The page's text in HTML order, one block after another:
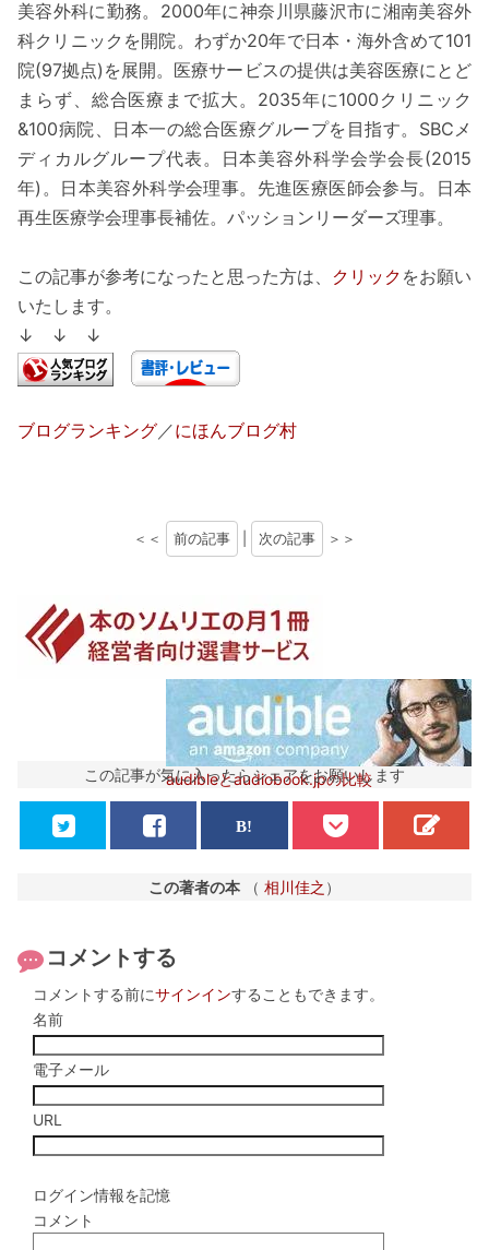
美容外科に勤務。2000年に神奈川県藤沢市に湘南美容外
科クリニックを開院。わずか20年で日本・海外含めて101
院(97拠点)を展開。医療サービスの提供は美容医療にとど
まらず、総合医療まで拡大。2035年に1000クリニック
&100病院、日本一の総合医療グループを目指す。SBCメ
ディカルグループ代表。日本美容外科学会学会長(2015
年)。日本美容外科学会理事。先進医療医師会参与。日本
再生医療学会理事長補佐。パッションリーダーズ理事。
この記事が参考になったと思った方は、 クリック をお願い
いたします。
↓ ↓ ↓
ブログランキング ／にほんブログ村
＜＜ 前の記事 次の記事 ＞＞
audibleとaudiobook.jpの比較
この記事が気に入ったらシェアをお願いします
この著者の本 （ 相川佳之 ）
コメントする
コメントする前にサインインすることもできます。
名前
電子メール
URL
ログイン情報を記憶
コメント